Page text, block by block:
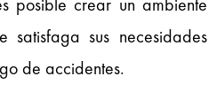
sus necesidades
de accidentes.